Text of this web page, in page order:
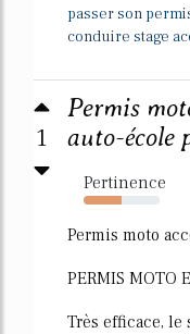
passer son
conduire stage
1
Permis
auto-école
Pertinence
50%
Permis moto
PERMIS MOTO
Très efficace, le